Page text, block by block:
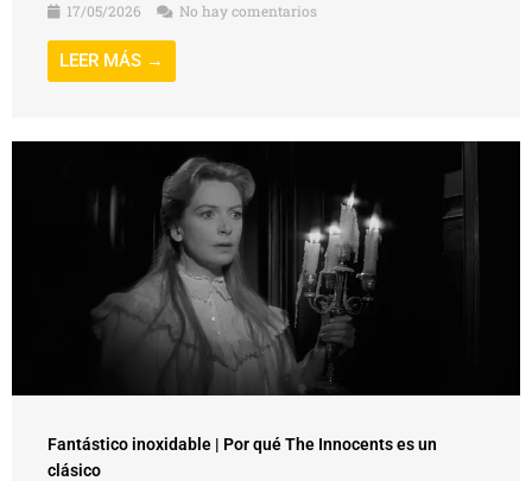
17/05/2026
No hay comentarios
LEER MÁS →
Fantástico inoxidable | Por qué The Innocents es un
clásico